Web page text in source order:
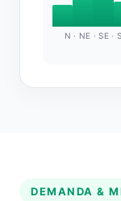
N · NE · SE ·
DEMANDA &